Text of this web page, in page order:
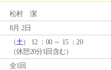
松村 潔
8月 2日
（土） 12 ：00 ～ 15 ：20
（休憩20分1回含む）
全1回